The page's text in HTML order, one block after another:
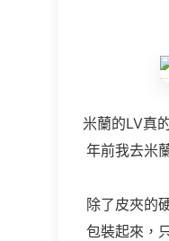
米蘭的LV真
年前我去米
除了皮夾的
包裝起來，